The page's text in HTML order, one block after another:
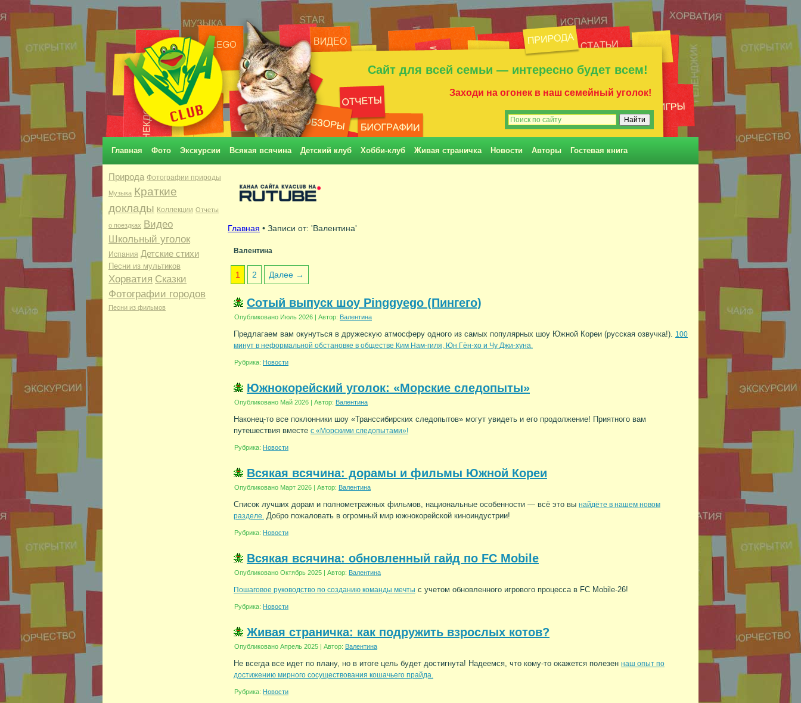
Сайт для всей семьи — интересно будет всем!
Заходи на огонек в наш семейный уголок!
Главная Фото Экскурсии Всякая всячина Детский клуб Хобби-клуб Живая страничка Новости Авторы Гостевая книга
Природа Фотографии природы
Музыка Краткие
доклады Коллекции Отчеты
о поездках Видео
Школьный уголок
Испания Детские стихи
Песни из мультиков
Хорватия Сказки
Фотографии городов
Песни из фильмов
Главная • Записи от: 'Валентина'
Валентина
1 2 Далее →
Сотый выпуск шоу Pinggyego (Пингего)
Опубликовано Июль 2026 | Автор: Валентина
Предлагаем вам окунуться в дружескую атмосферу одного из самых популярных шоу Южной Кореи (русская озвучка!). 100
минут в неформальной обстановке в обществе Ким Нам-гиля, Юн Гён-хо и Чу Джи-хуна.
Рубрика: Новости
Южнокорейский уголок: «Морские следопыты»
Опубликовано Май 2026 | Автор: Валентина
Наконец-то все поклонники шоу «Транссибирских следопытов» могут увидеть и его продолжение! Приятного вам
путешествия вместе с «Морскими следопытами»!
Рубрика: Новости
Всякая всячина: дорамы и фильмы Южной Кореи
Опубликовано Март 2026 | Автор: Валентина
Список лучших дорам и полнометражных фильмов, национальные особенности — всё это вы найдёте в нашем новом
разделе.
Добро пожаловать в огромный мир южнокорейской киноиндустрии!
Рубрика: Новости
Всякая всячина: обновленный гайд по FC Mobile
Опубликовано Октябрь 2025 | Автор: Валентина
Пошаговое руководство по созданию команды мечты с учетом обновленного игрового процесса в FC Mobile-26!
Рубрика: Новости
Живая страничка: как подружить взрослых котов?
Опубликовано Апрель 2025 | Автор: Валентина
Не всегда все идет по плану, но в итоге цель будет достигнута! Надеемся, что кому-то окажется полезен наш опыт по
достижению мирного сосуществования кошачьего прайда.
Рубрика: Новости